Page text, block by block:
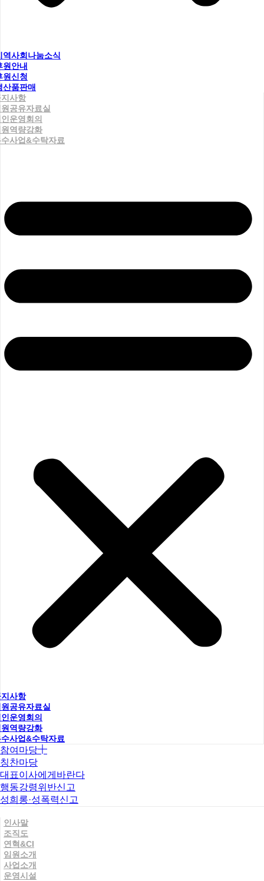
역사회나눔소식
원안내
원신청
산품판매
사항
공유자료실
운영회의
역량강화
사업&수탁자료
사항
공유자료실
운영회의
역량강화
사업&수탁자료
참여마당
칭찬마당
대표이사에게바란다
행동강령위반신고
성희롱·성폭력신고
인사말
조직도
연혁&CI
임원소개
사업소개
운영시설